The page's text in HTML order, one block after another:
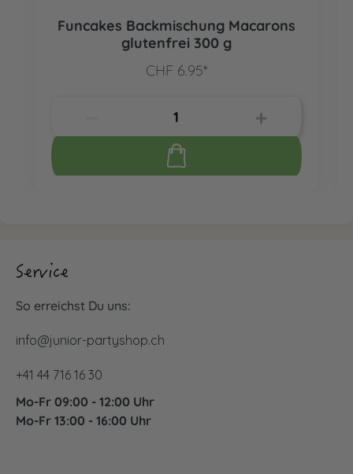
Funcakes Backmischung Macarons
glutenfrei 300 g
CHF 6.95*
Service
So erreichst Du uns:
info@junior-partyshop.ch
+41 44 716 16 30
Mo-Fr 09:00 - 12:00 Uhr
Mo-Fr 13:00 - 16:00 Uhr